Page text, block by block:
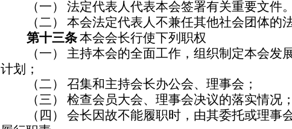
（一）
法定代表人代表本会签署有关重要文件。
（二）
本会法定代表人不兼任其他社会团体的
第十三条本会会长行使下列职权
（一）
主持本会的全面工作，组织制定本会发
计划；
（二）
召集和主持会长办公会、理事会；
（三）
检查会员大会、理事会决议的落实情况；
（四）
会长因故不能履职时，由其委托或理事